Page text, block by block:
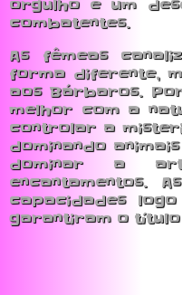
orgulho e um
combatentes.
As fêmeas
forma diferente,
aos Bárbaros.
melhor com a
controlar a
dominando
dominar a
encantamentos.
capacidades
garantiram o